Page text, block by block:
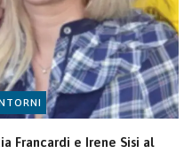
Francardi e Irene Sisi al